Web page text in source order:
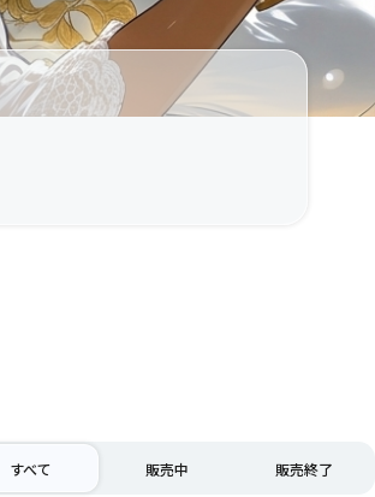
すべて 販売中 販売終了